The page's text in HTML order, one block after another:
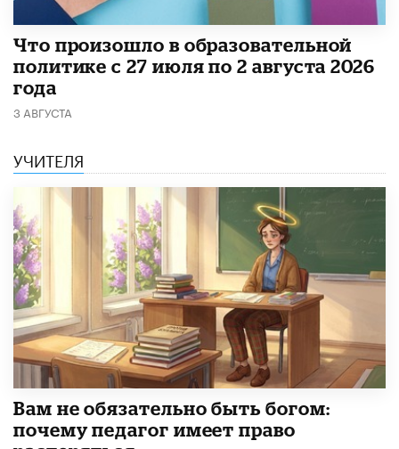
​Что произошло в образовательной
политике с 27 июля по 2 августа 2026
года
3 АВГУСТА
УЧИТЕЛЯ
​Вам не обязательно быть богом:
почему педагог имеет право